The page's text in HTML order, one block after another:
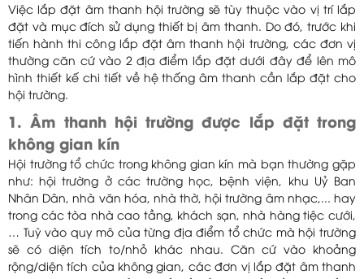
Việc lắp đặt âm thanh hội trường sẽ tùy thuộc vào vị trí lắp
đặt và mục đích sử dụng thiết bị âm thanh. Do đó, trước khi
tiến hành thi công lắp đặt âm thanh hội trường, các đơn vị
thường căn cứ vào 2 địa điểm lắp đặt dưới đây để lên mô
hình thiết kế chi tiết về hệ thống âm thanh cần lắp đặt cho
hội trường.
1. Âm thanh hội trường được lắp đặt trong
không gian kín
Hội trường tổ chức trong không gian kín mà bạn thường gặp
như: hội trường ở các trường học, bệnh viện, khu Uỷ Ban
Nhân Dân, nhà văn hóa, nhà thờ, hội trường âm nhạc,... hay
trong các tòa nhà cao tầng, khách sạn, nhà hàng tiệc cưới,
… Tuỳ vào quy mô của từng địa điểm tổ chức mà hội trường
sẽ có diện tích to/nhỏ khác nhau. Căn cứ vào khoảng
rộng/diện tích của không gian, các đơn vị lắp đặt âm thanh